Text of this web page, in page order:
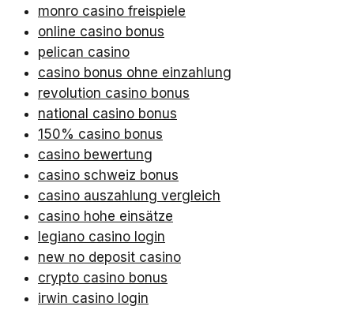
monro casino freispiele
online casino bonus
pelican casino
casino bonus ohne einzahlung
revolution casino bonus
national casino bonus
150% casino bonus
casino bewertung
casino schweiz bonus
casino auszahlung vergleich
casino hohe einsätze
legiano casino login
new no deposit casino
crypto casino bonus
irwin casino login